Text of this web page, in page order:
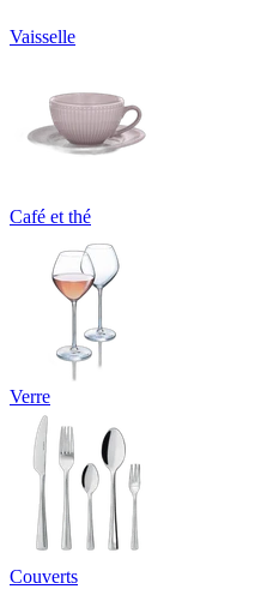
Vaisselle
Café et thé
Verre
Couverts